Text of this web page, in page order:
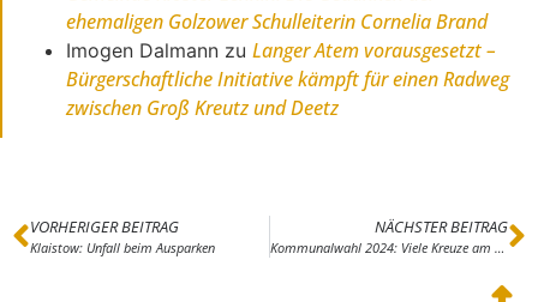
ehemaligen Golzower Schulleiterin Cornelia Brand
Imogen Dalmann zu Langer Atem vorausgesetzt –
Bürgerschaftliche Initiative kämpft für einen Radweg
zwischen Groß Kreutz und Deetz
VORHERIGER BEITRAG
Klaistow: Unfall beim Ausparken
NÄCHSTER BEITRAG
Kommunalwahl 2024: Viele Kreuze am 09.06.24 – Wer, wie viel und wo darf man ein Kreuz machen